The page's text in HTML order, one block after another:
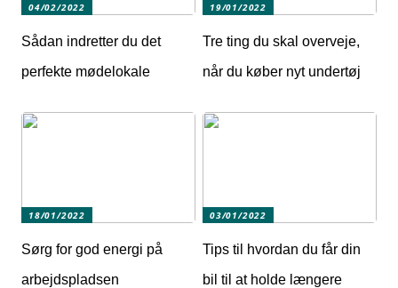
04/02/2022
Sådan indretter du det
perfekte mødelokale
19/01/2022
Tre ting du skal overveje,
når du køber nyt undertøj
18/01/2022
Sørg for god energi på
arbejdspladsen
03/01/2022
Tips til hvordan du får din
bil til at holde længere